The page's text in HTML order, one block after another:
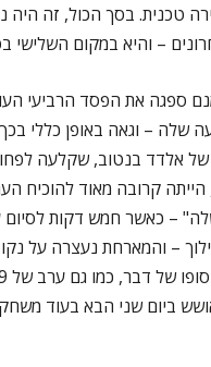
טכנית. בסך הכול, זה היה
– והיא במקום השלישי
שלה – וגאה באופן כללי
קרובה מאוד להוכיח
– והמארחת נעצרה על
ביום שני הבא בעוד